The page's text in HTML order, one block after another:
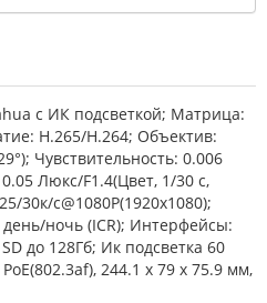
с ИК подсветкой; Матрица:
H.265/H.264; Объектив:
Чувствительность: 0.006
Люкс/F1.4(Цвет, 1/30 с,
30к/с@1080P(1920x1080);
день/ночь (ICR); Интерфейсы:
до 128Гб; Ик подсветка 60
244.1 x 79 x 75.9 мм,